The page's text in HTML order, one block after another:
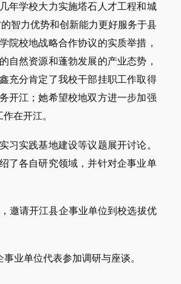
年学校大力实施塔石人才工程和城
智力优势和创新能力更好服务于县
院校地战略合作协议的实质举措，
自然资源和蓬勃发展的产业态势，
充分肯定了我校干部挂职工作取得
开江；她希望校地双方进一步加强
在开江。
实践基地建设等议题展开讨论。
了各自研究领域，并针对企事业单
邀请开江县企事业单位到校选拔优
业单位代表参加调研与座谈。